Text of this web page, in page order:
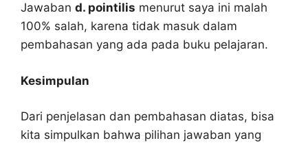
Jawaban d. pointilis menurut saya ini malah
100% salah, karena tidak masuk dalam
pembahasan yang ada pada buku pelajaran.
Kesimpulan
Dari penjelasan dan pembahasan diatas, bisa
kita simpulkan bahwa pilihan jawaban yang